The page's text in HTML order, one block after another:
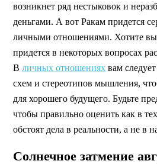
возникнет ряд нестыковок и
деньгами. А вот Ракам придется
личными отношениями. Хотите вы
придется в некоторых вопросах
В личных отношениях вам
схем и стереотипов мышления,
для хорошего будущего. Будьте
чтобы правильно оценить как в
обстоят дела в реальности, а не в
Солнечное затмение